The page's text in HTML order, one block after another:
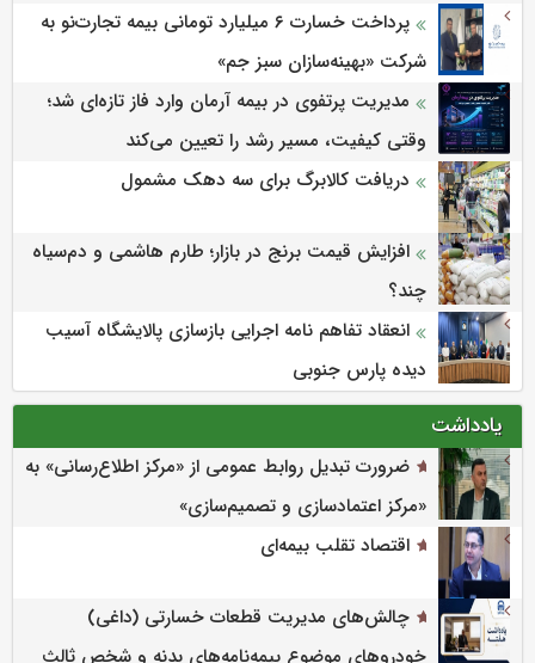
پرداخت خسارت ۶ میلیارد تومانی بیمه تجارت‌نو به
شرکت «بهینه‌سازان سبز جم»
مدیریت پرتفوی در بیمه آرمان وارد فاز تازه‌ای شد؛
وقتی کیفیت، مسیر رشد را تعیین می‌کند
دریافت کالابرگ برای سه دهک مشمول
افزایش قیمت برنج در بازار؛ طارم هاشمی و دم‌سیاه
چند؟
انعقاد تفاهم نامه اجرایی بازسازی پالایشگاه آسیب
دیده پارس جنوبی
یادداشت
ضرورت تبدیل روابط عمومی از «مرکز اطلاع‌رسانی» به
«مرکز اعتمادسازی و تصمیم‌سازی»
اقتصاد تقلب بیمه‌ای
چالش‌های مدیریت قطعات خسارتی (داغی)
خودروهای موضوع بیمه‌نامه‌های بدنه و شخص ثالث